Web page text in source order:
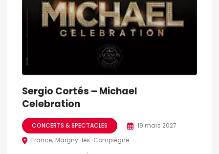
Sergio Cortés – Michael
Celebration
CONCERTS & SPECTACLES
19 mars 2027
France Margny-lès-Compiègne